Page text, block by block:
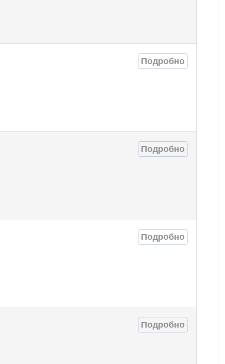
Подробно
Подробно
Подробно
Подробно